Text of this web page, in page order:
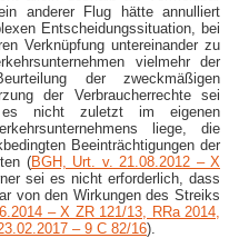
anderer Flug hätte annulliert
Entscheidungssituation, bei
Verknüpfung untereinander zu
vielmehr der
der zweckmäßigen
der Verbraucherrechte sei
nicht zuletzt im eigenen
liege, die
Beeinträchtigungen der
(BGH, Urt. v. 21.08.2012 – X
sei es nicht erforderlich, dass
von den Wirkungen des Streiks
– X ZR 121/13, RRa 2014,
– 9 C 82/16).